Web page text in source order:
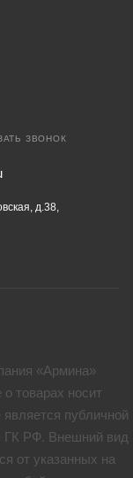
ЗВОНОК
д.38,
«Армина»
товарах носит
публичной
ГК РФ. Внешний вид
от указанных на